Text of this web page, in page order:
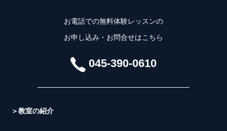
お電話での無料体験レッスンの
お申し込み・お問合せはこちら
045-390-0610
＞教室の紹介